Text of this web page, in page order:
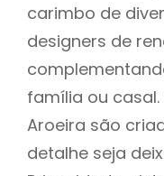
carimbo de
designers de
família ou
Aroeira são
detalhe seja